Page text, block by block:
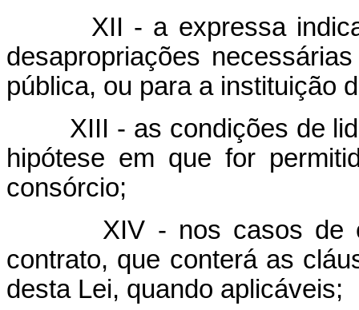
XII - a expressa
desapropriações
pública, ou para a instituição
XIII - as condições de
hipótese em que for
consórcio;
XIV - nos casos de
contrato, que conterá as
desta Lei, quando aplicáveis;